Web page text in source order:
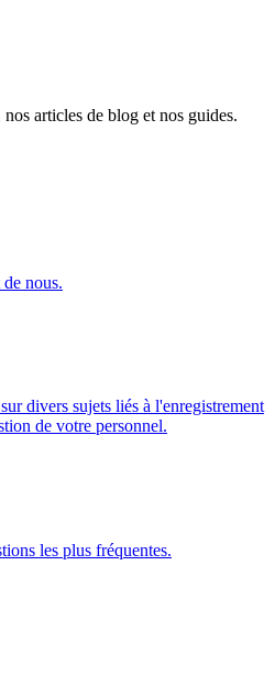
articles de blog et nos guides.
nous.
divers sujets liés à l'enregistrement
de votre personnel.
les plus fréquentes.